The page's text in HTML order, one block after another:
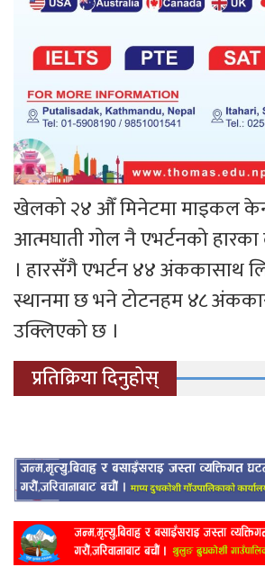
खेलको २४ औँ मिनेटमा माइकल
आत्मघाती गोल नै एभर्टनको
। हारसँगै एभर्टन ४४ अंककासाथ
स्थानमा छ भने टोटनहम ४८
उक्लिएको छ ।
प्रतिक्रिया दिनुहोस्